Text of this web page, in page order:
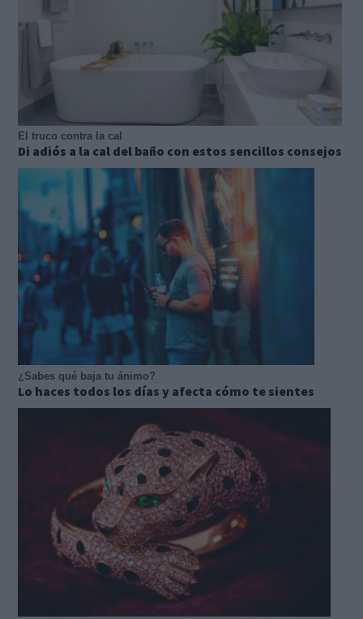
El truco contra la cal
Di adiós a la cal del baño con estos sencillos consejos
¿Sabes qué baja tu ánimo?
Lo haces todos los días y afecta cómo te sientes